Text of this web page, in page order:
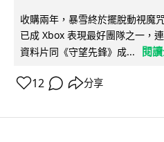
收購兩年，暴雪終於擺脫動視魔
已成 Xbox 表現最好團隊之一，
資料片同《守望先鋒》成...
閱
12 分享